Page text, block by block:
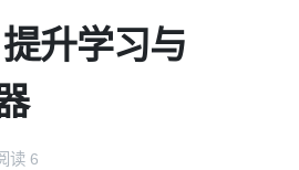
升学习与
读 6